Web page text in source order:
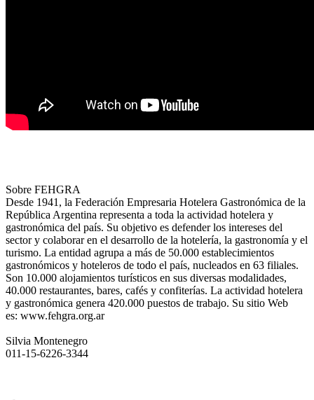
Sobre FEHGRA
Desde 1941, la Federación Empresaria Hotelera Gastronómica de la
República Argentina representa a toda la actividad hotelera y
gastronómica del país. Su objetivo es defender los intereses del
sector y colaborar en el desarrollo de la hotelería, la gastronomía y el
turismo. La entidad agrupa a más de 50.000 establecimientos
gastronómicos y hoteleros de todo el país, nucleados en 63 filiales.
Son 10.000 alojamientos turísticos en sus diversas modalidades,
40.000 restaurantes, bares, cafés y confiterías. La actividad hotelera
y gastronómica genera 420.000 puestos de trabajo. Su sitio Web
es: www.fehgra.org.ar
Silvia Montenegro
011-15-6226-3344